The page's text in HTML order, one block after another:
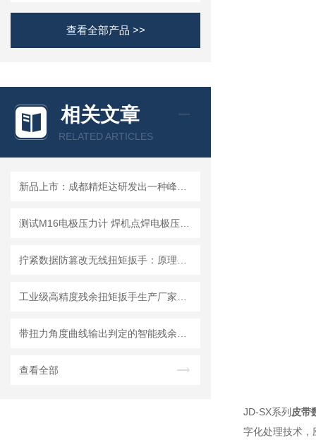
查看全部产品 >>
相关文章
RELATED ARTICLES
查看全部
JD-SX系列 皮带
字化处理技术，